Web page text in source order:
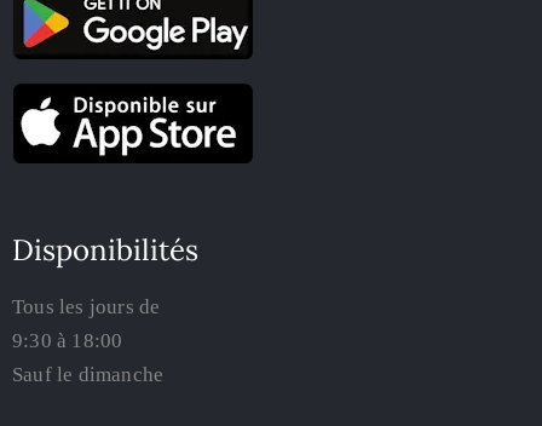
Disponibilités
Tous les jours de
9:30 à 18:00
Sauf le dimanche